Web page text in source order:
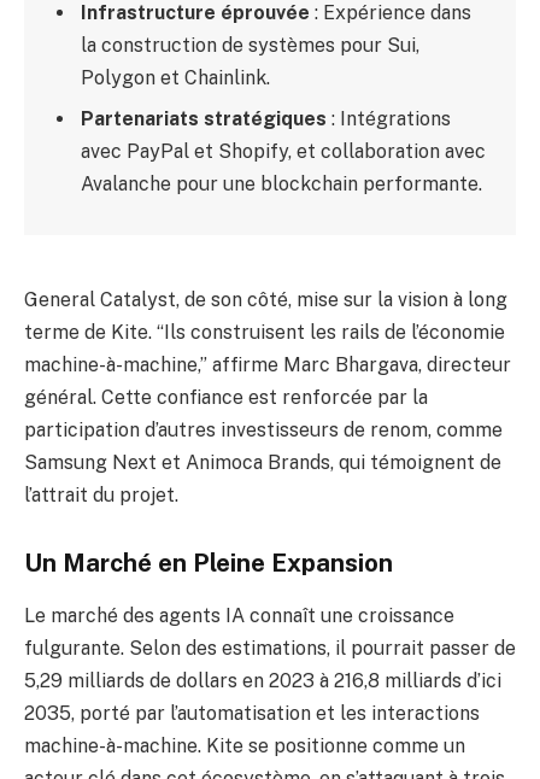
Infrastructure éprouvée : Expérience dans
la construction de systèmes pour Sui,
Polygon et Chainlink.
Partenariats stratégiques : Intégrations
avec PayPal et Shopify, et collaboration avec
Avalanche pour une blockchain performante.
General Catalyst, de son côté, mise sur la vision à long
terme de Kite. “Ils construisent les rails de l’économie
machine-à-machine,” affirme Marc Bhargava, directeur
général. Cette confiance est renforcée par la
participation d’autres investisseurs de renom, comme
Samsung Next et Animoca Brands, qui témoignent de
l’attrait du projet.
Un Marché en Pleine Expansion
Le marché des agents IA connaît une croissance
fulgurante. Selon des estimations, il pourrait passer de
5,29 milliards de dollars en 2023 à 216,8 milliards d’ici
2035, porté par l’automatisation et les interactions
machine-à-machine. Kite se positionne comme un